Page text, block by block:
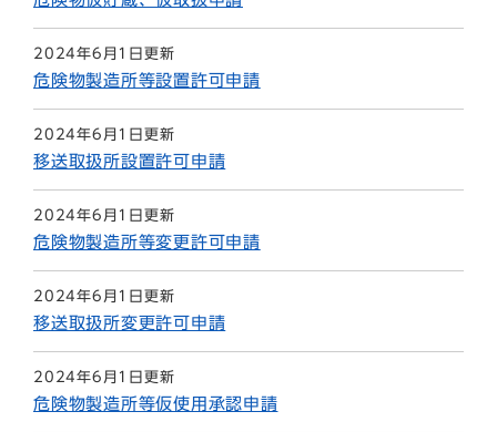
2024年6月1日更新
危険物製造所等設置許可申請
2024年6月1日更新
移送取扱所設置許可申請
2024年6月1日更新
危険物製造所等変更許可申請
2024年6月1日更新
移送取扱所変更許可申請
2024年6月1日更新
危険物製造所等仮使用承認申請